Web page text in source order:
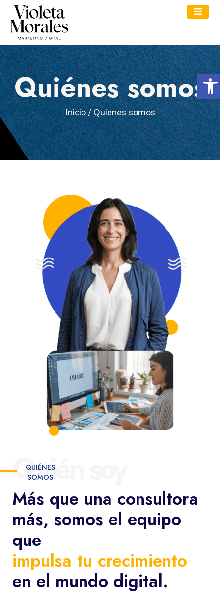
Quiénes somos
Inicio / Quiénes somos
QUIÉNES
SOMOS
Quién soy
Más que una consultora
más, somos el equipo
que
impulsa tu crecimiento
en el mundo digital.